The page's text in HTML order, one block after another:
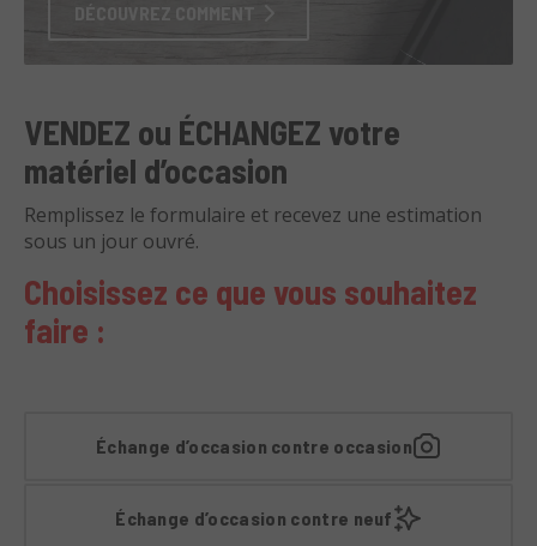
DÉCOUVREZ COMMENT
VENDEZ ou ÉCHANGEZ votre
matériel d’occasion
Remplissez le formulaire et recevez une estimation
sous un jour ouvré.
Choisissez ce que vous souhaitez
faire :
Échange d’occasion contre occasion
Échange d’occasion contre neuf